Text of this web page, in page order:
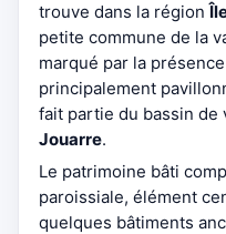
trouve dans la région
petite commune de la
marqué par la
principalement
fait partie du bassin de
Jouarre.
Le patrimoine bâti
paroissiale, élément
quelques bâtiments